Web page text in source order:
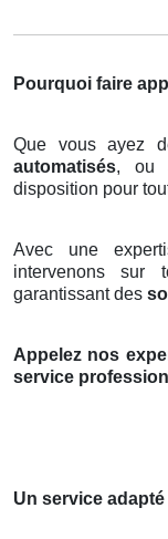
Pourquoi faire
Que vous ayez
automatisés, ou
disposition pour
Avec une
intervenons
garantissant des
Appelez nos
service
Un service